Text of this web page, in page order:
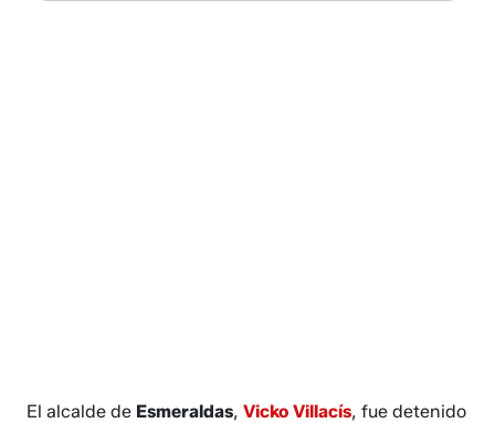
El alcalde de Esmeraldas,Vicko Villacís, fue detenido